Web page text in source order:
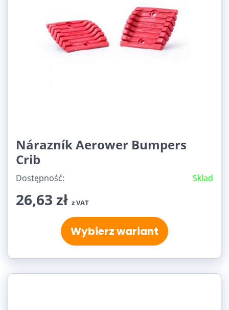
Nárazník Aerower Bumpers
Crib
Dostępność: Sklad
26,63 zł z VAT
Wybierz wariant